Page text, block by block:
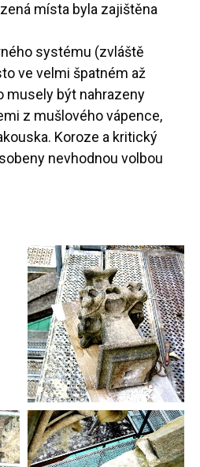
místa byla zajištěna
systému (zvláště
ve velmi špatném až
musely být nahrazeny
z mušlového vápence,
Koroze a kritický
nevhodnou volbou